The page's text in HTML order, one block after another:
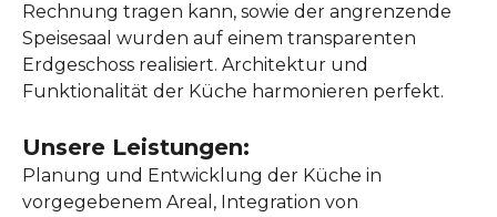
Rechnung tragen kann, sowie der angrenzende
Speisesaal wurden auf einem transparenten
Erdgeschoss realisiert. Architektur und
Funktionalität der Küche harmonieren perfekt.
Unsere Leistungen:
Planung und Entwicklung der Küche in
vorgegebenem Areal, Integration von